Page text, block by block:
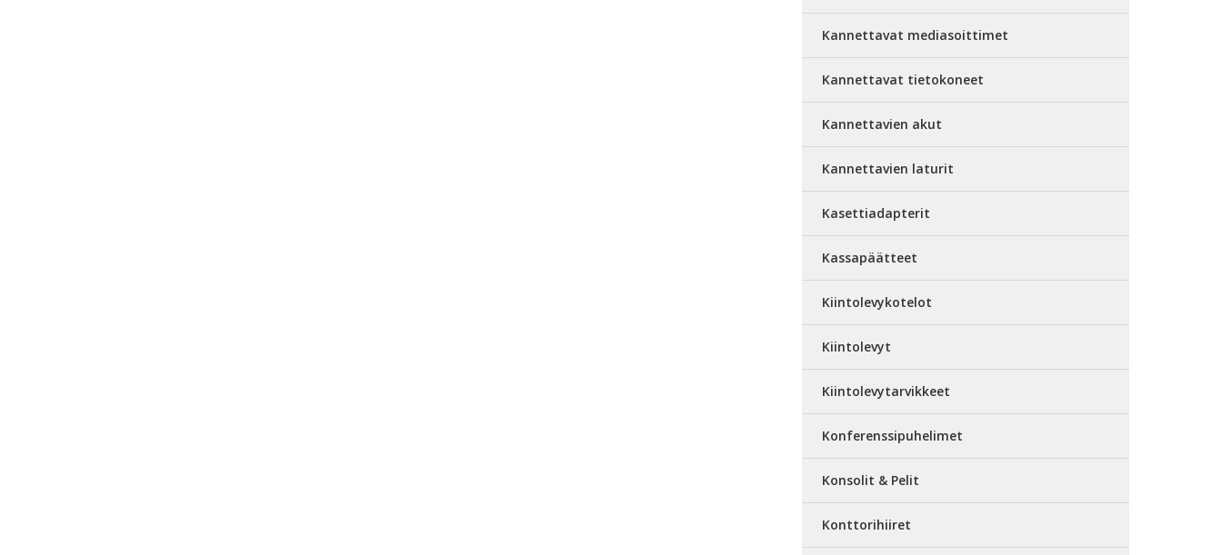
Kannettavat mediasoittimet
Kannettavat tietokoneet
Kannettavien akut
Kannettavien laturit
Kasettiadapterit
Kassapäätteet
Kiintolevykotelot
Kiintolevyt
Kiintolevytarvikkeet
Konferenssipuhelimet
Konsolit & Pelit
Konttorihiiret